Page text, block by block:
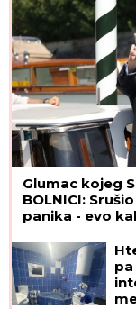
Glumac kojeg
BOLNICI:
panika - evo